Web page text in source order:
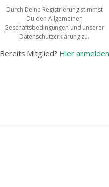
Durch Deine Registrierung stimmst
Du den Allgemeinen
Geschäftsbedingungen und unserer
Datenschutzerklärung zu.
Bereits Mitglied? Hier anmelden